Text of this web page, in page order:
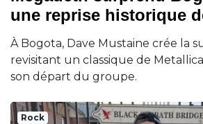
une reprise historique
À Bogota, Dave Mustaine crée la
revisitant un classique de
son départ du groupe.
Rock